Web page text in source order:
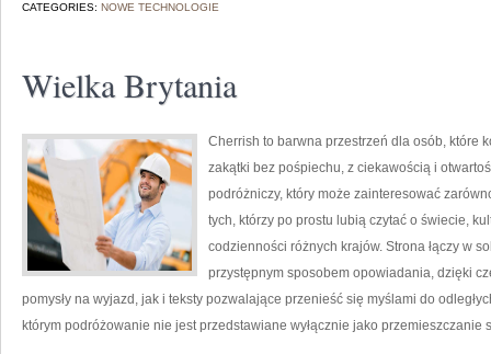
CATEGORIES: NOWE TECHNOLOGIE
Wielka Brytania
Cherrish to barwna przestrzeń dla osób, które
zakątki bez pośpiechu, z ciekawością i
podróżniczy, który może zainteresować
tych, którzy po prostu lubią czytać o świecie,
codzienności różnych krajów. Strona łączy w
przystępnym sposobem opowiadania, dzięki
pomysły na wyjazd, jak i teksty pozwalające przenieść się myślami do
którym podróżowanie nie jest przedstawiane wyłącznie jako przemieszczanie